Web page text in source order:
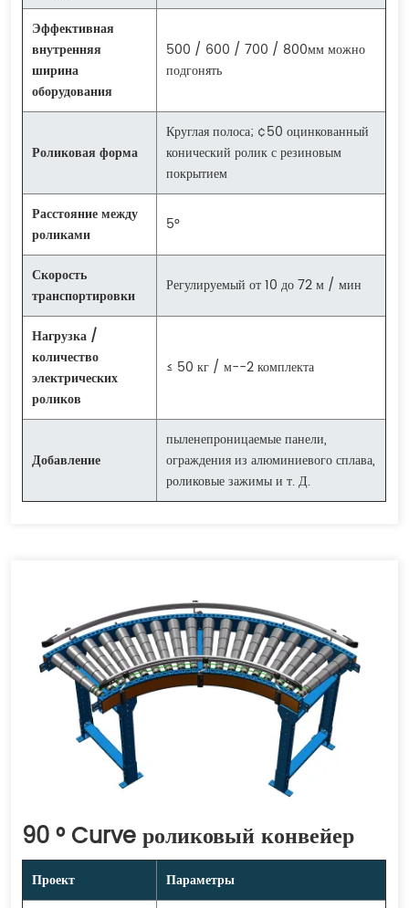
Эффективная
внутренняя
ширина
оборудования
500 / 600 / 700 / 800мм можно
подгонять
Роликовая форма
Круглая полоса; ¢50 оцинкованный
конический ролик с резиновым
покрытием
Расстояние между
роликами
5°
Скорость
транспортировки
Регулируемый от 10 до 72 м / мин
Нагрузка /
количество
электрических
роликов
≤ 50 кг / м--2 комплекта
Добавление
пыленепроницаемые панели,
ограждения из алюминиевого сплава,
роликовые зажимы и т. Д.
90 ° Curve роликовый конвейер
Проект
Параметры